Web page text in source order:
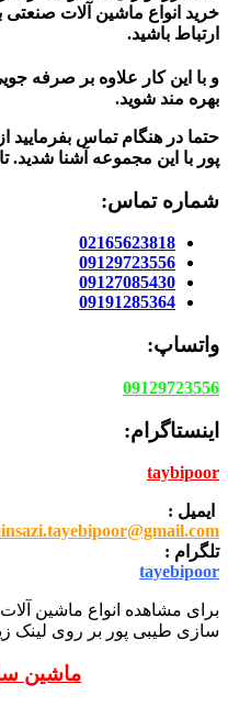
خرید انواع ماشین آلات
ارتباط باشید.
و با این کار علاوه بر صرفه
بهره مند شوید.
حتما در هنگام تماس
پور با این مجموعه آشنا شدید.
شماره تماس:
02165623818
09129723556
09127085430
09191285364
واتساپ:
09129723556
اینستاگرام:
taybipoor
ایمیل :
تلگرام :
tayebipoor
برای مشاهده انواع ماشین
سازی طیبی پور بر روی لینک
ماشین